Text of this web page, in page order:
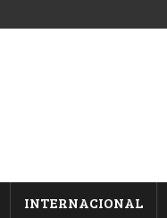
INTERNACIONAL